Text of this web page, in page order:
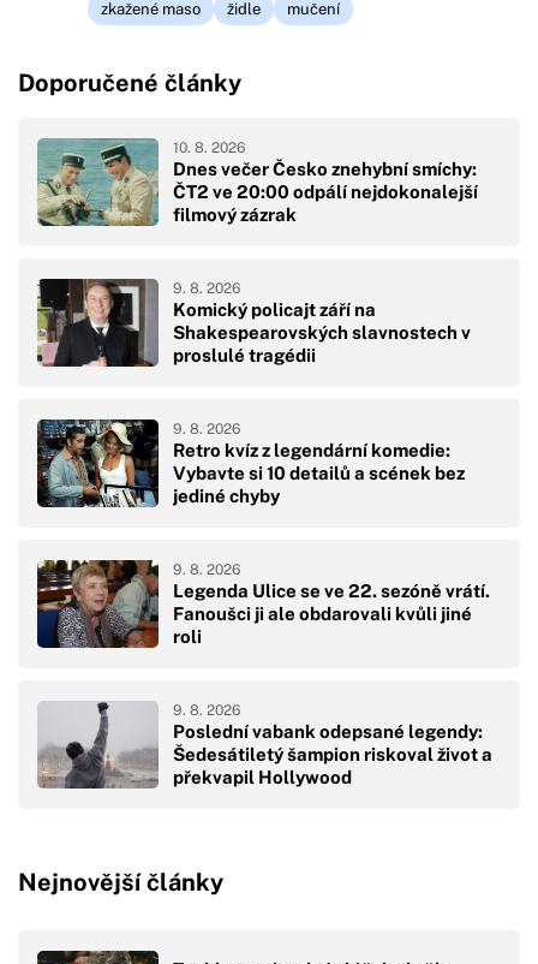
zkažené maso židle mučení
Doporučené články
Dnes večer Česko znehybní smíchy:
ČT2 ve 20:00 odpálí nejdokonalejší
filmový zázrak
10. 8. 2026
Komický policajt září na
Shakespearovských slavnostech v
proslulé tragédii
9. 8. 2026
Retro kvíz z legendární komedie:
Vybavte si 10 detailů a scének bez
jediné chyby
9. 8. 2026
Legenda Ulice se ve 22. sezóně vrátí.
Fanoušci ji ale obdarovali kvůli jiné
roli
9. 8. 2026
Poslední vabank odepsané legendy:
Šedesátiletý šampion riskoval život a
překvapil Hollywood
9. 8. 2026
Nejnovější články